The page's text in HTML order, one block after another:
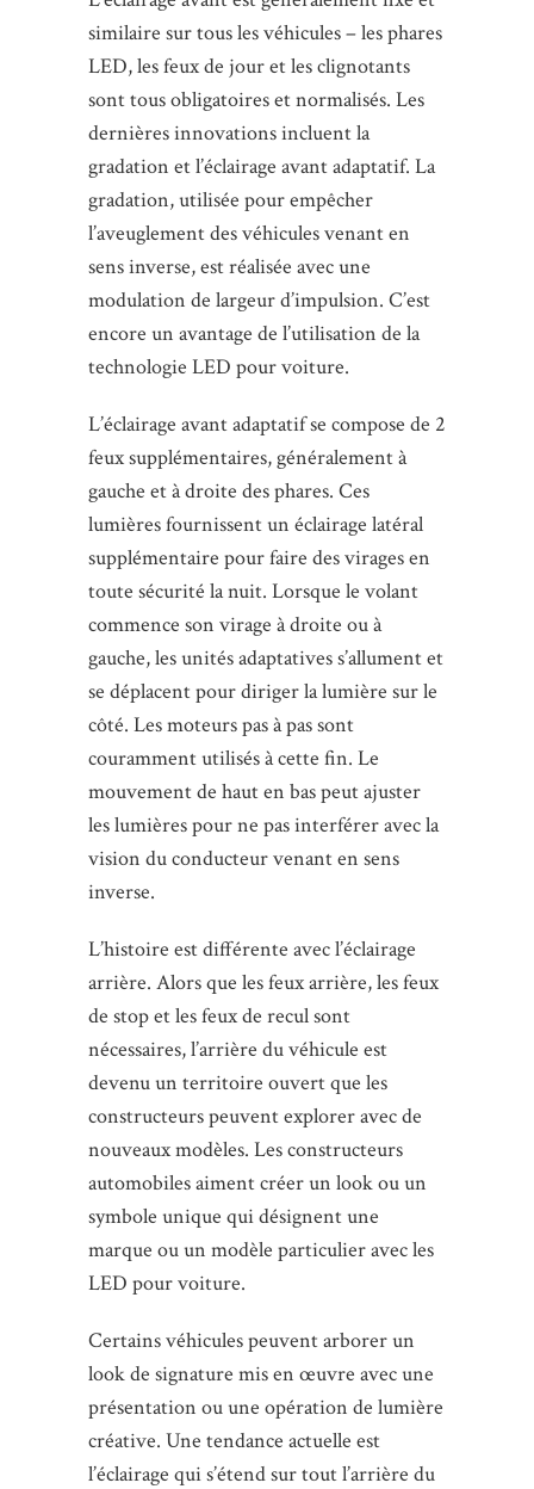
similaire sur tous les véhicules – les phares
LED, les feux de jour et les clignotants
sont tous obligatoires et normalisés. Les
dernières innovations incluent la
gradation et l’éclairage avant adaptatif. La
gradation, utilisée pour empêcher
l’aveuglement des véhicules venant en
sens inverse, est réalisée avec une
modulation de largeur d’impulsion. C’est
encore un avantage de l’utilisation de la
technologie LED pour voiture.
L’éclairage avant adaptatif se compose de 2
feux supplémentaires, généralement à
gauche et à droite des phares. Ces
lumières fournissent un éclairage latéral
supplémentaire pour faire des virages en
toute sécurité la nuit. Lorsque le volant
commence son virage à droite ou à
gauche, les unités adaptatives s’allument et
se déplacent pour diriger la lumière sur le
côté. Les moteurs pas à pas sont
couramment utilisés à cette fin. Le
mouvement de haut en bas peut ajuster
les lumières pour ne pas interférer avec la
vision du conducteur venant en sens
inverse.
L’histoire est différente avec l’éclairage
arrière. Alors que les feux arrière, les feux
de stop et les feux de recul sont
nécessaires, l’arrière du véhicule est
devenu un territoire ouvert que les
constructeurs peuvent explorer avec de
nouveaux modèles. Les constructeurs
automobiles aiment créer un look ou un
symbole unique qui désignent une
marque ou un modèle particulier avec les
LED pour voiture.
Certains véhicules peuvent arborer un
look de signature mis en œuvre avec une
présentation ou une opération de lumière
créative. Une tendance actuelle est
l’éclairage qui s’étend sur tout l’arrière du